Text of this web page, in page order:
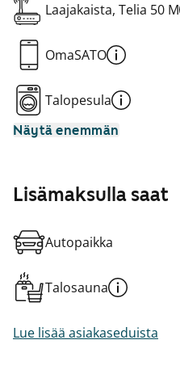
Laajakaista, Telia 50 M
OmaSATO
Talopesula
Näytä enemmän
Lisämaksulla saat
Autopaikka
Talosauna
Lue lisää asiakaseduista